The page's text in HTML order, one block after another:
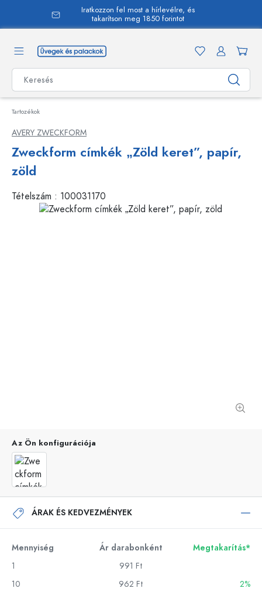
Iratkozzon fel most a hírlevélre, és
takarítson meg 1850 forintot
Tartozékok
AVERY ZWECKFORM
Zweckform címkék „Zöld keret”, papír,
zöld
Tételszám : 100031170
Az Ön konfigurációja
ÁRAK ÉS KEDVEZMÉNYEK
Mennyiség Ár darabonként
Megtakarítás*
1
991 Ft
10
962 Ft
2%